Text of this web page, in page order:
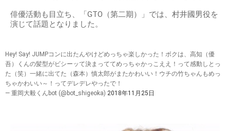
俳優活動も目立ち、「GTO（第二期）」では、村井國男役を
演じて話題となりました。
Hey! Say! JUMPコンに出たんやけどめっちゃ楽しかった！ボクは、高知（優
吾）くんの髪型がビシーッて決まっててめっちゃかっこええ！って感動しとっ
た（笑）一緒に出てた（森本）慎太郎がまたかわいい！ウチの竹ちゃんもめっ
ちゃかわいい～！ってデレデレやったで！
— 重岡大毅くんbot (@bot_shigeoka) 2018年11月25日